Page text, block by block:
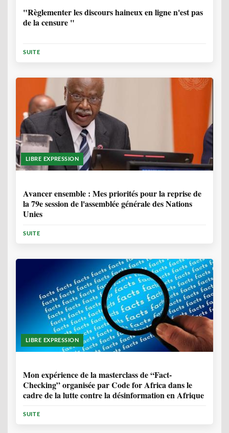
"Règlementer les discours haineux en ligne n'est pas
de la censure "
SUITE
LIBRE EXPRESSION
Avancer ensemble : Mes priorités pour la reprise de
la 79e session de l'assemblée générale des Nations
Unies
SUITE
LIBRE EXPRESSION
Mon expérience de la masterclass de “Fact-
Checking” organisée par Code for Africa dans le
cadre de la lutte contre la désinformation en Afrique
SUITE